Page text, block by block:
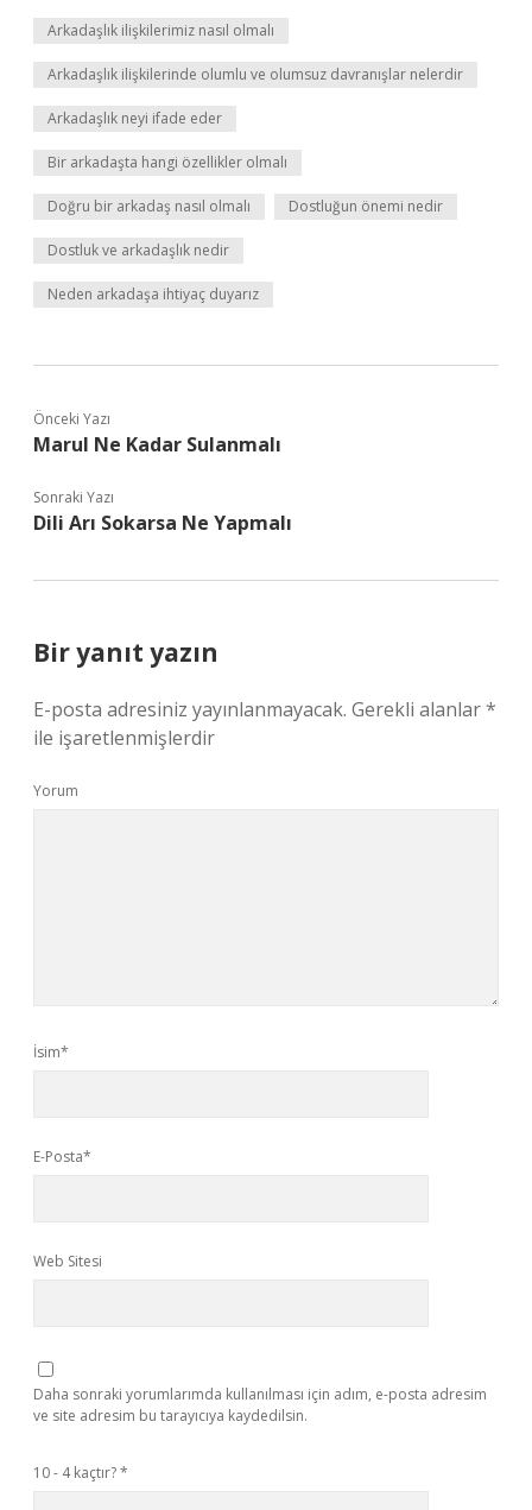
Arkadaşlık ilişkilerimiz nasıl olmalı
Arkadaşlık ilişkilerinde olumlu ve olumsuz davranışlar nelerdir
Arkadaşlık neyi ifade eder
Bir arkadaşta hangi özellikler olmalı
Doğru bir arkadaş nasıl olmalı Dostluğun önemi nedir
Dostluk ve arkadaşlık nedir
Neden arkadaşa ihtiyaç duyarız
Önceki Yazı
Marul Ne Kadar Sulanmalı
Sonraki Yazı
Dili Arı Sokarsa Ne Yapmalı
Bir yanıt yazın
E-posta adresiniz yayınlanmayacak. Gerekli alanlar*
ile işaretlenmişlerdir
Yorum
İsim*
E-Posta*
Web Sitesi
Daha sonraki yorumlarımda kullanılması için adım, e-posta adresim
ve site adresim bu tarayıcıya kaydedilsin.
10 - 4 kaçtır?*